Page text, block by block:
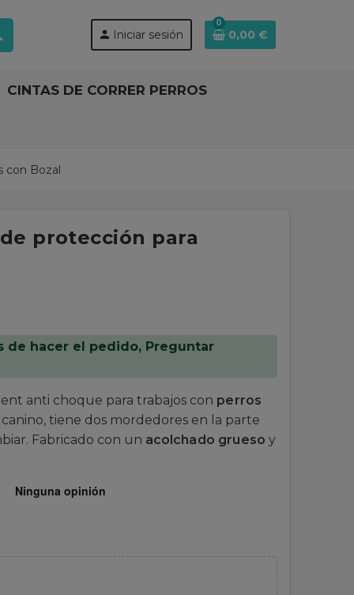
person Iniciar sesión
0
0,00 €
CINTAS DE CORRER PERROS
con Bozal
de protección para
de hacer el pedido, Preguntar
anti choque para trabajos con perros
tiene dos mordedores en la parte
Fabricado con un acolchado grueso y